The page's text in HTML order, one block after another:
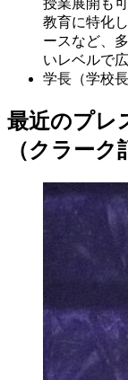
授業展開も
教育に特化
ースなど、
いレベルで
学長（学校長
最近のプレ
（クラーク